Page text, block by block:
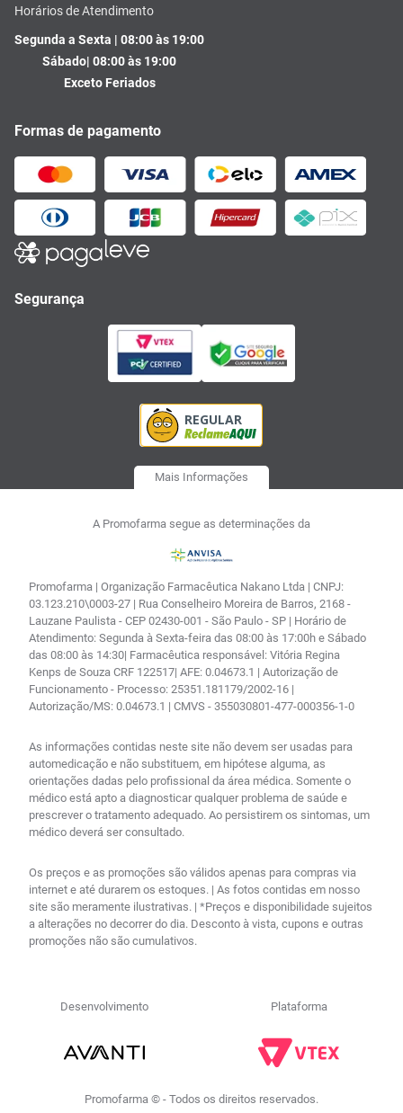
Horários de Atendimento
Segunda a Sexta | 08:00 às 19:00
Sábado| 08:00 às 19:00
Exceto Feriados
Formas de pagamento
Segurança
Mais Informações
A Promofarma segue as determinações da
Promofarma | Organização Farmacêutica Nakano Ltda | CNPJ:
03.123.210\0003-27 | Rua Conselheiro Moreira de Barros, 2168 -
Lauzane Paulista - CEP 02430-001 - São Paulo - SP | Horário de
Atendimento: Segunda à Sexta-feira das 08:00 às 17:00h e Sábado
das 08:00 às 14:30| Farmacêutica responsável: Vitória Regina
Kenps de Souza CRF 122517| AFE: 0.04673.1 | Autorização de
Funcionamento - Processo: 25351.181179/2002-16 |
Autorização/MS: 0.04673.1 | CMVS - 355030801-477-000356-1-0
As informações contidas neste site não devem ser usadas para
automedicação e não substituem, em hipótese alguma, as
orientações dadas pelo profissional da área médica. Somente o
médico está apto a diagnosticar qualquer problema de saúde e
prescrever o tratamento adequado. Ao persistirem os sintomas, um
médico deverá ser consultado.
Os preços e as promoções são válidos apenas para compras via
internet e até durarem os estoques. | As fotos contidas em nosso
site são meramente ilustrativas. | *Preços e disponibilidade sujeitos
a alterações no decorrer do dia. Desconto à vista, cupons e outras
promoções não são cumulativos.
Desenvolvimento Plataforma
Promofarma © - Todos os direitos reservados.